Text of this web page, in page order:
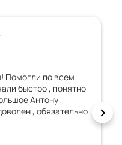
Помогли по всем
быстро , понятно
Антону ,
, обязательно